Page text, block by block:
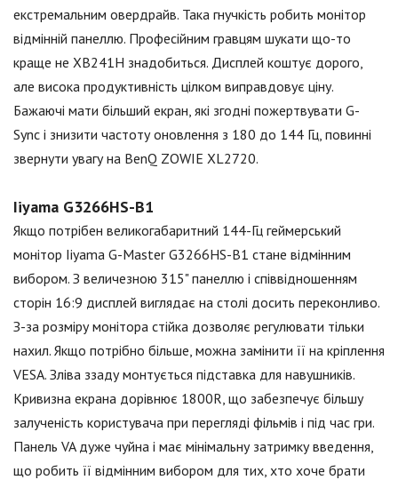
екстремальним овердрайв. Така гнучкість робить монітор
відмінній панеллю. Професійним гравцям шукати що-то
краще не XB241H знадобиться. Дисплей коштує дорого,
але висока продуктивність цілком виправдовує ціну.
Бажаючі мати більший екран, які згодні пожертвувати G-
Sync і знизити частоту оновлення з 180 до 144 Гц, повинні
звернути увагу на BenQ ZOWIE XL2720.
Iiyama G3266HS-B1
Якщо потрібен великогабаритний 144-Гц геймерський
монітор Iiyama G-Master G3266HS-B1 стане відмінним
вибором. З величезною 315" панеллю і співвідношенням
сторін 16:9 дисплей виглядає на столі досить переконливо.
З-за розміру монітора стійка дозволяє регулювати тільки
нахил. Якщо потрібно більше, можна замінити її на кріплення
VESA. Зліва ззаду монтується підставка для навушників.
Кривизна екрана дорівнює 1800R, що забезпечує більшу
залученість користувача при перегляді фільмів і під час гри.
Панель VA дуже чуйна і має мінімальну затримку введення,
що робить її відмінним вибором для тих, хто хоче брати